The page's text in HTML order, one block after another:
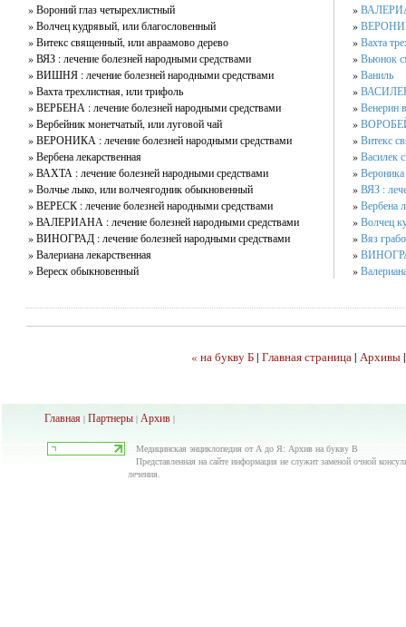
» Вороний глаз четырехлистный
» Волчец кудрявый, или благословенный
» Витекс священный, или авраамово дерево
» ВЯЗ : лечение болезней народными средствами
» ВИШНЯ : лечение болезней народными средствами
» Вахта трехлистная, или трифоль
» ВЕРБЕНА : лечение болезней народными средствами
» Вербейник монетчатый, или луговой чай
» ВЕРОНИКА : лечение болезней народными средствами
» Вербена лекарственная
» ВАХТА : лечение болезней народными средствами
» Волчье лыко, или волчеягодник обыкновенный
» ВЕРЕСК : лечение болезней народными средствами
» ВАЛЕРИАНА : лечение болезней народными средствами
» ВИНОГРАД : лечение болезней народными средствами
» Валериана лекарственная
» Вереск обыкновенный
»
»
»Вахта
»Вьюнок
»Ваниль
»ВАСИЛЕК
»Венерин
»
»Витекс
»Василек
»Вероника
»ВЯЗ :
»Вербена
»Волчец
»Вяз
»
»
« на бyквy Б| Главная страница| Архивы
Главная | Партнеры | Архив |
Медицинская энциклопедия от А до Я: Архив на бyквy В
Представленная на сайте информация не служит заменой очной
лечения.